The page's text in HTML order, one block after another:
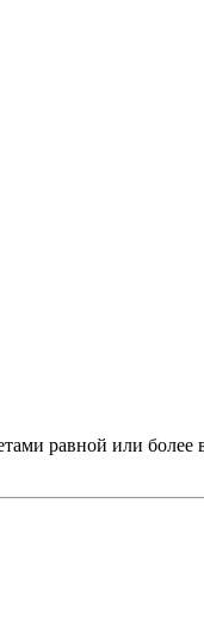
равной или более